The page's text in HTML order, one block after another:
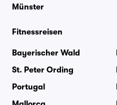
Münster
Fitnessreisen
Bayerischer Wald
St. Peter Ording
Portugal